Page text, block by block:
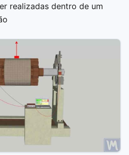
realizadas dentro de um